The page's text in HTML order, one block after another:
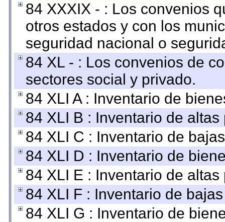
84 XXXIX - : Los convenios
otros estados y con los
seguridad nacional o
84 XL - : Los convenios de
sectores social y privado.
84 XLI A : Inventario de
84 XLI B : Inventario de
84 XLI C : Inventario de
84 XLI D : Inventario de
84 XLI E : Inventario de
84 XLI F : Inventario de
84 XLI G : Inventario de